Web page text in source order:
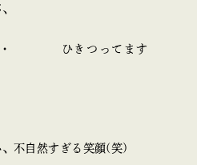
・・ ひきつってます
不自然すぎる笑顔(笑)